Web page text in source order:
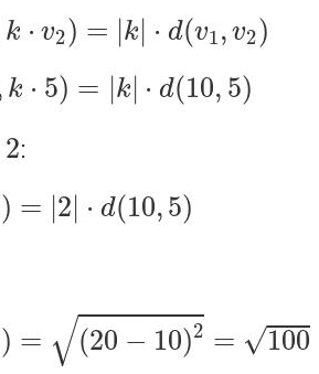
k ⋅ v2) = k ⋅ d(v1, v2)
1,k v 2) k|⋅d v1,v )
k ⋅ 5) = |k| ⋅ d(10, 5)
⋅5) k|⋅ d 10,5)
2:
) = |2| ⋅ d(10,5)
2|⋅ 10 ,5 )
) = √(20 − 10)2 = √100
=(20−10)2=